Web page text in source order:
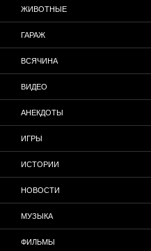
ЖИВОТНЫЕ
ГАРАЖ
ВСЯЧИНА
ВИДЕО
АНЕКДОТЫ
ИГРЫ
ИСТОРИИ
НОВОСТИ
МУЗЫКА
ФИЛЬМЫ